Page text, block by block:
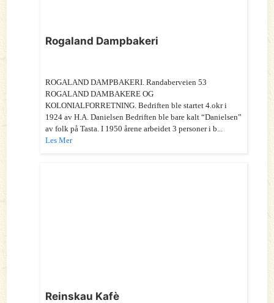
Rogaland Dampbakeri
ROGALAND DAMPBAKERI. Randaberveien 53
ROGALAND DAMBAKERE OG
KOLONIALFORRETNING. Bedriften ble startet 4.okr i
1924 av H.A. Danielsen Bedriften ble bare kalt “Danielsen”
av folk på Tasta. I 1950 årene arbeidet 3 personer i b...
Les Mer
Reinskau Kafè